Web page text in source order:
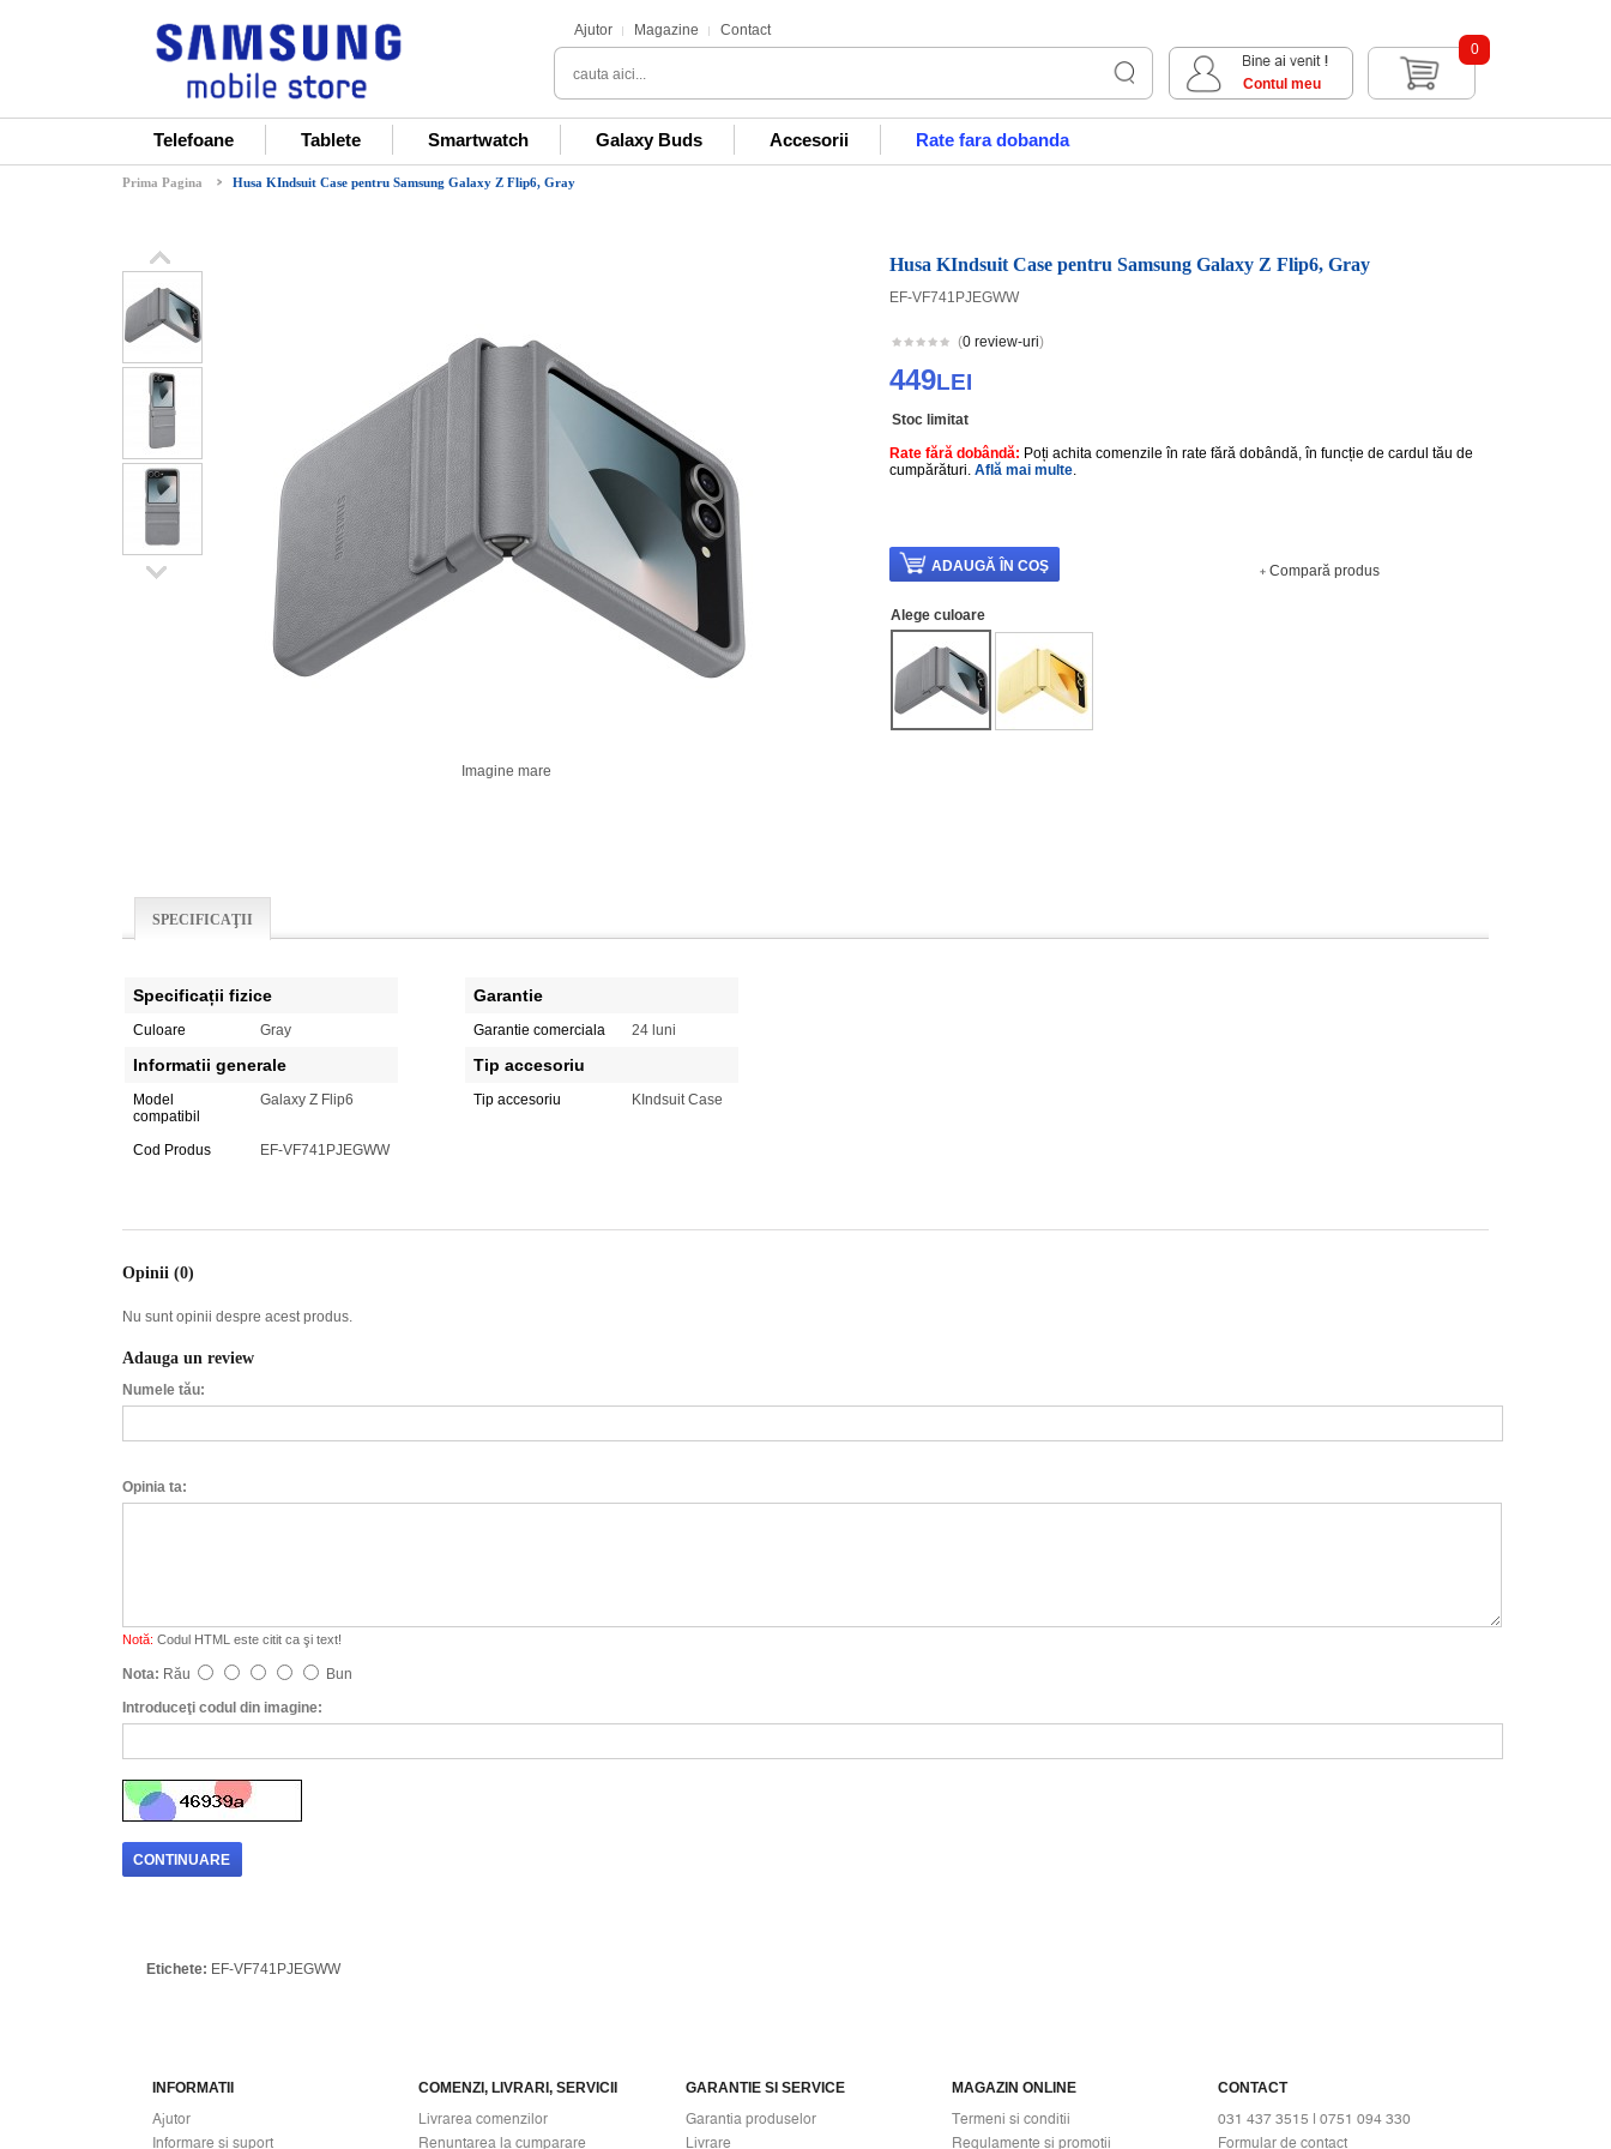
Ajutor Magazine Contact
Contul meu
0
Telefoane Tablete Smartwatch Galaxy Buds Accesorii Rate fara dobanda
Prima Pagina Husa KIndsuit Case pentru Samsung Galaxy Z Flip6, Gray
Imagine mare
Husa KIndsuit Case pentru Samsung Galaxy Z Flip6, Gray
EF-VF741PJEGWW
(0 review-uri)
449LEI
Stoc limitat
Rate fără dobândă: Poți achita comenzile în rate fără dobândă, în funcție de cardul tău de
cumpărături. Află mai multe.
Compară produs
Alege culoare
SPECIFICAŢII
Specificații fizice
Culoare Gray
Informatii generale
Model
compatibil
Galaxy Z Flip6
Cod Produs EF-VF741PJEGWW
Garantie
Garantie comerciala 24 luni
Tip accesoriu
Tip accesoriu KIndsuit Case
Opinii (0)
Nu sunt opinii despre acest produs.
Adauga un review
Numele tău:
Opinia ta:
Notă: Codul HTML este citit ca şi text!
Nota: Rău
Bun
Introduceţi codul din imagine:
CONTINUARE
Etichete: EF-VF741PJEGWW
INFORMATII
Ajutor
Informare si suport
COMENZI, LIVRARI, SERVICII
Livrarea comenzilor
Renuntarea la cumparare
GARANTIE SI SERVICE
Garantia produselor
Livrare
MAGAZIN ONLINE
Termeni si conditii
Regulamente si promotii
CONTACT
031 437 3515 | 0751 094 330
Formular de contact